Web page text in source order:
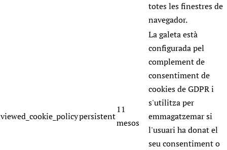
totes les finestres de
navegador.
viewed_cookie_policypersistent
11
mesos
La galeta està
configurada pel
complement de
consentiment de
cookies de GDPR i
s'utilitza per
emmagatzemar si
l'usuari ha donat el
seu consentiment o